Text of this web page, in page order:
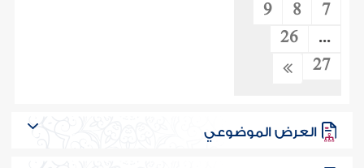
7
8
9
...
26
27
العرض الموضوعي